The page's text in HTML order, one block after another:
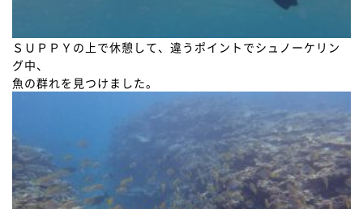
ＳＵＰＰＹの上で休憩して、違うポイントでシュノーケリン
グ中、
魚の群れを見つけました。